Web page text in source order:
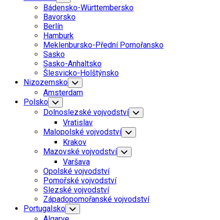
Child
Menu
Bádensko-Württembersko
Bavorsko
Berlín
Hamburk
Meklenbursko-Přední Pomořansko
Sasko
Sasko-Anhaltsko
Šlesvicko-Holštýnsko
Nizozemsko Toggle
Child
Menu
Amsterdam
Polsko Toggle
Child
Menu
Dolnoslezské vojvodství Toggle
Child
Menu
Vratislav
Malopolské vojvodství Toggle
Child
Menu
Krakov
Mazovské vojvodství Toggle
Child
Varšava
Opolské vojvodství
Pomořské vojvodství
Slezské vojvodství
Západopomořanské vojvodství
Portugalsko Toggle
Child